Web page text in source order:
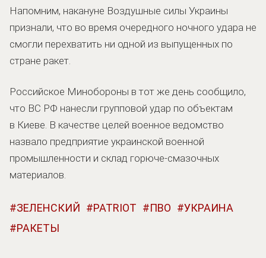
Напомним, накануне Воздушные силы Украины
признали, что во время очередного ночного удара не
смогли перехватить ни одной из выпущенных по
стране ракет.
Российское Минобороны в тот же день сообщило,
что ВС РФ нанесли групповой удар по объектам
в Киеве. В качестве целей военное ведомство
назвало предприятие украинской военной
промышленности и склад горюче-смазочных
материалов.
ЗЕЛЕНСКИЙ PATRIOT ПВО
УКРАИНА
РАКЕТЫ